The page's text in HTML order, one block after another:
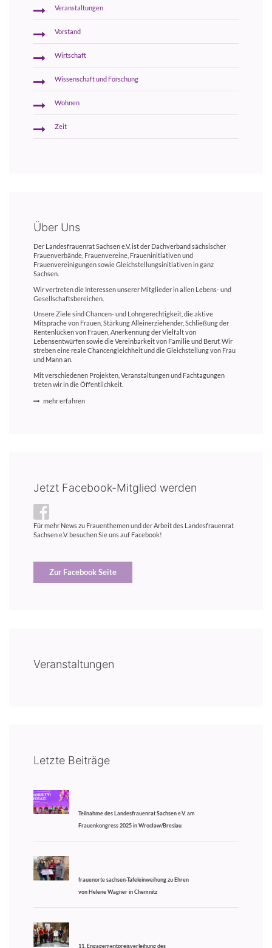
Veranstaltungen
Vorstand
Wirtschaft
Wissenschaft und Forschung
Wohnen
Zeit
Über Uns
Der Landesfrauenrat Sachsen e.V. ist der Dachverband sächsischer
Frauenverbände, Frauenvereine, Fraueninitiativen und
Frauenvereinigungen sowie Gleichstellungsinitiativen in ganz
Sachsen.
Wir vertreten die Interessen unserer Mitglieder in allen Lebens- und
Gesellschaftsbereichen.
Unsere Ziele sind Chancen- und Lohngerechtigkeit, die aktive
Mitsprache von Frauen, Stärkung Alleinerziehender, Schließung der
Rentenlücken von Frauen, Anerkennung der Vielfalt von
Lebensentwürfen sowie die Vereinbarkeit von Familie und Beruf. Wir
streben eine reale Chancengleichheit und die Gleichstellung von Frau
und Mann an.
Mit verschiedenen Projekten, Veranstaltungen und Fachtagungen
treten wir in die Öffentlichkeit.
mehr erfahren
Jetzt Facebook-Mitglied werden
Für mehr News zu Frauenthemen und der Arbeit des Landesfrauenrat
Sachsen e.V. besuchen Sie uns auf Facebook!
Zur Facebook Seite
Veranstaltungen
Letzte Beiträge
Teilnahme des Landesfrauenrat Sachsen e.V. am
Frauenkongress 2025 in Wrocław/Breslau
frauenorte sachsen-Tafeleinweihung zu Ehren
von Helene Wagner in Chemnitz
11. Engagementpreisverleihung des